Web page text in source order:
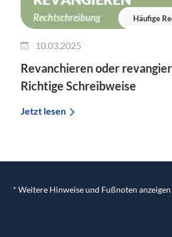
Häufige
10.03.2025
Revanchieren oder
Richtige Schreibweise
Jetzt lesen
* Weitere Hinweise und Fußnoten